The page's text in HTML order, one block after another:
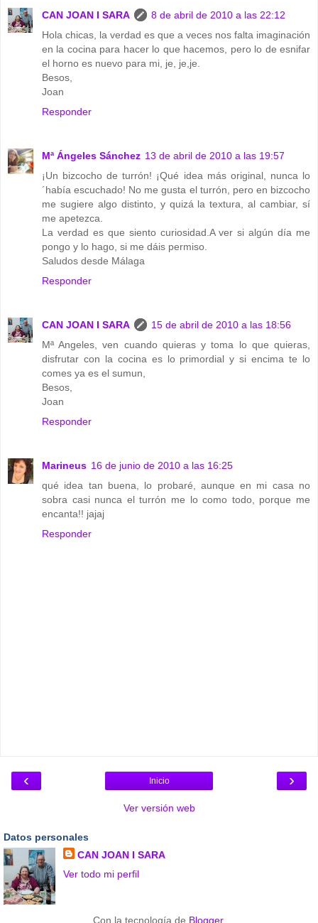
CAN JOAN I SARA
8 de abril de 2010 a las 22:12
Hola chicas, la verdad es que a veces nos falta imaginación
en la cocina para hacer lo que hacemos, pero lo de esnifar
el horno es nuevo para mi, je, je,je.
Besos,
Joan
Responder
Mª Ángeles Sánchez 13 de abril de 2010 a las 19:57
¡Un bizcocho de turrón! ¡Qué idea más original, nunca lo
´había escuchado! No me gusta el turrón, pero en bizcocho
me sugiere algo distinto, y quizá la textura, al cambiar, sí
me apetezca.
La verdad es que siento curiosidad.A ver si algún día me
pongo y lo hago, si me dáis permiso.
Saludos desde Málaga
Responder
CAN JOAN I SARA
15 de abril de 2010 a las 18:56
Mª Angeles, ven cuando quieras y toma lo que quieras,
disfrutar con la cocina es lo primordial y si encima te lo
comes ya es el sumun,
Besos,
Joan
Responder
Marineus 16 de junio de 2010 a las 16:25
qué idea tan buena, lo probaré, aunque en mi casa no
sobra casi nunca el turrón me lo como todo, porque me
encanta!! jajaj
Responder
‹ ›
Inicio
Ver versión web
Datos personales
CAN JOAN I SARA
Ver todo mi perfil
Con la tecnología de Blogger.